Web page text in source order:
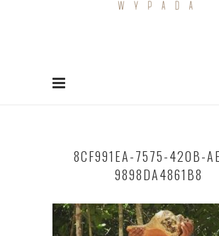
8CF991EA-7575-420B-
9898DA4861B8